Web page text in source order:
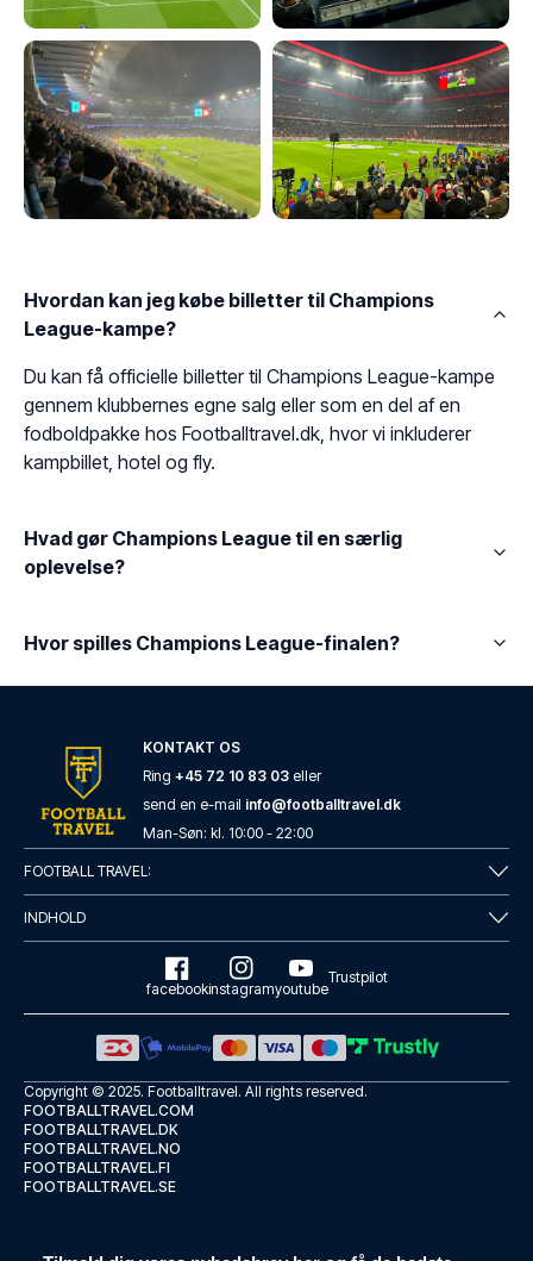
Hvordan kan jeg købe billetter til Champions
League-kampe?
Du kan få officielle billetter til Champions League-kampe
gennem klubbernes egne salg eller som en del af en
fodboldpakke hos Footballtravel.dk, hvor vi inkluderer
kampbillet, hotel og fly.
Hvad gør Champions League til en særlig
oplevelse?
Hvor spilles Champions League-finalen?
KONTAKT OS
Ring +45 72 10 83 03 eller
send en e-mail info@footballtravel.dk
Man-Søn: kl. 10:00 - 22:00
FOOTBALL TRAVEL:
INDHOLD
facebookinstagramyoutube
Trustpilot
Copyright © 2025. Footballtravel. All rights reserved.
FOOTBALLTRAVEL.COM
FOOTBALLTRAVEL.DK
FOOTBALLTRAVEL.NO
FOOTBALLTRAVEL.FI
FOOTBALLTRAVEL.SE